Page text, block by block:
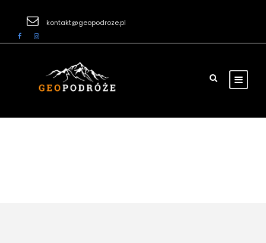
kontakt@geopodroze.pl